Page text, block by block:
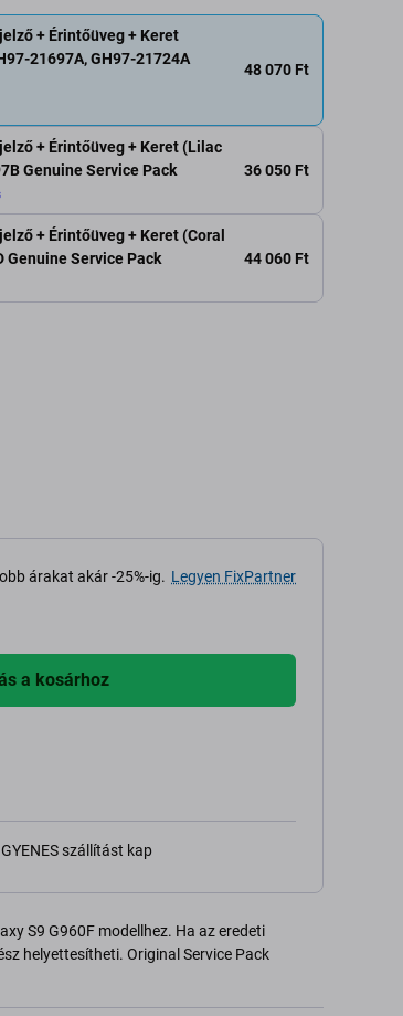
+ Érintőüveg + Keret (Lilac
Genuine Service Pack
36 050 Ft
+ Érintőüveg + Keret
21697A, GH97-21724A
48 070 Ft
+ Érintőüveg + Keret (Coral
Genuine Service Pack
44 060 Ft
árakat akár -25%-ig. Legyen FixPartner
a kosárhoz
szállítást kap
S9 G960F modellhez. Ha az eredeti
helyettesítheti. Original Service Pack